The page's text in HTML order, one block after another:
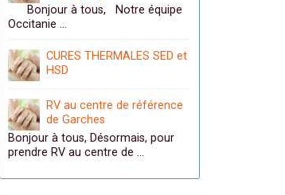
Bonjour à tous, Notre équipe
Occitanie …
CURES THERMALES SED et
HSD
RV au centre de référence
de Garches
Bonjour à tous, Désormais, pour
prendre RV au centre de …